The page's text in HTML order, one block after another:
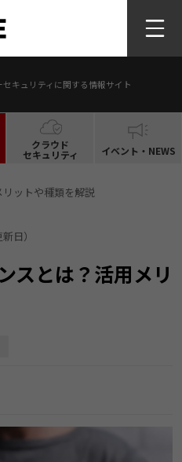
セキュリティに関する情報サイト
クラウド
セキュリティ イベント・NEWS
ットや種類を解説
日）
スとは？活用メリ